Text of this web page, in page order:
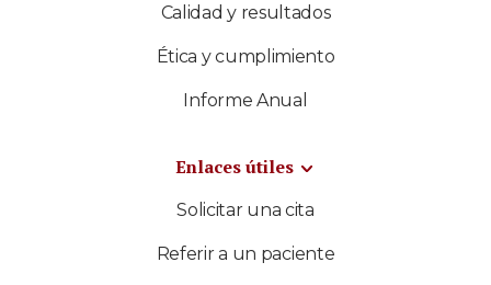
Calidad y resultados
Ética y cumplimiento
Informe Anual
Enlaces útiles
Solicitar una cita
Referir a un paciente